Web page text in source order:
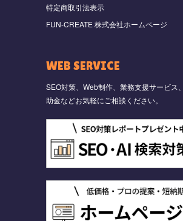
特定商取引法表示
FUN-CREATE 株式会社ホームページ
WEB SERVICE
SEO対策、Web制作、業務支援サービス
助金などお気軽にご相談ください。